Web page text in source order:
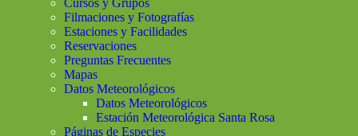
Cursos y Grupos
Filmaciones y Fotografías
Estaciones y Facilidades
Reservaciones
Preguntas Frecuentes
Mapas
Datos Meteorológicos
Datos Meteorológicos
Estación Meteorológica Santa Rosa
Páginas de Especies